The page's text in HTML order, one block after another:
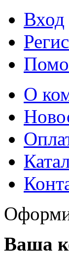
Вход
О
Ваша